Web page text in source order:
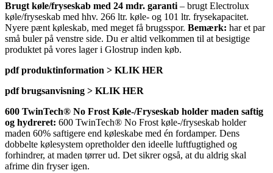
Brugt køle/fryseskab med 24 mdr. garanti – brugt Electrolux
køle/fryseskab med hhv. 266 ltr. køle- og 101 ltr. frysekapacitet.
Nyere pænt køleskab, med meget få brugsspor. Bemærk: har et par
små buler på venstre side. Du er altid velkommen til at besigtige
produktet på vores lager i Glostrup inden køb.
pdf produktinformation > KLIK HER
pdf brugsanvisning > KLIK HER
600 TwinTech® No Frost Køle-/Fryseskab holder maden saftig
og hydreret: 600 TwinTech® No Frost køle-/fryseskab holder
maden 60% saftigere end køleskabe med én fordamper. Dens
dobbelte kølesystem opretholder den ideelle luftfugtighed og
forhindrer, at maden tørrer ud. Det sikrer også, at du aldrig skal
afrime din fryser igen.